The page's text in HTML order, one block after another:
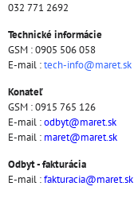
032 771 2692
Technické informácie
GSM : 0905 506 058
E-mail :tech-info@maret.sk
Konateľ
GSM : 0915 765 126
E-mail :odbyt@maret.sk
E-mail : maret@maret.sk
Odbyt - fakturácia
E-mail :fakturacia@maret.sk